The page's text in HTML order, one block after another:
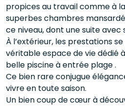
propices au travail comme à
superbes chambres
ce niveau, dont une suite avec
À l’extérieur, les prestations
véritable espace de vie dédié
belle piscine à entrée plage .
Ce bien rare conjugue
vivre en toute saison.
Un bien coup de cœur à